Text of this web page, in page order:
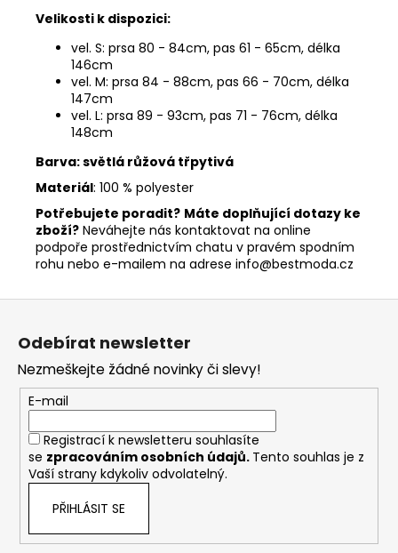
Velikosti k dispozici:
vel. S: prsa 80 - 84cm, pas 61 - 65cm, délka
146cm
vel. M: prsa 84 - 88cm, pas 66 - 70cm, délka
147cm
vel. L: prsa 89 - 93cm, pas 71 - 76cm, délka
148cm
Barva: světlá růžová třpytivá
Materiál: 100 % polyester
Potřebujete poradit? Máte doplňující dotazy ke
zboží? Neváhejte nás kontaktovat na online
podpoře prostřednictvím chatu v pravém spodním
rohu nebo e-mailem na adrese info@bestmoda.cz
Odebírat newsletter
Nezmeškejte žádné novinky či slevy!
E-mail
Registrací k newsletteru souhlasíte
se zpracováním osobních údajů. Tento souhlas je z
Vaší strany kdykoliv odvolatelný.
PŘIHLÁSIT SE